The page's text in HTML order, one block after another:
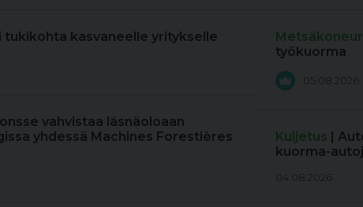
tukikohta kasvaneelle yritykselle
vahvistaa läsnäoloaan
yhdessä Machines Forestières
työkuorma
05.08.2026
Kuljetus |
kuorma-
04.08.2026